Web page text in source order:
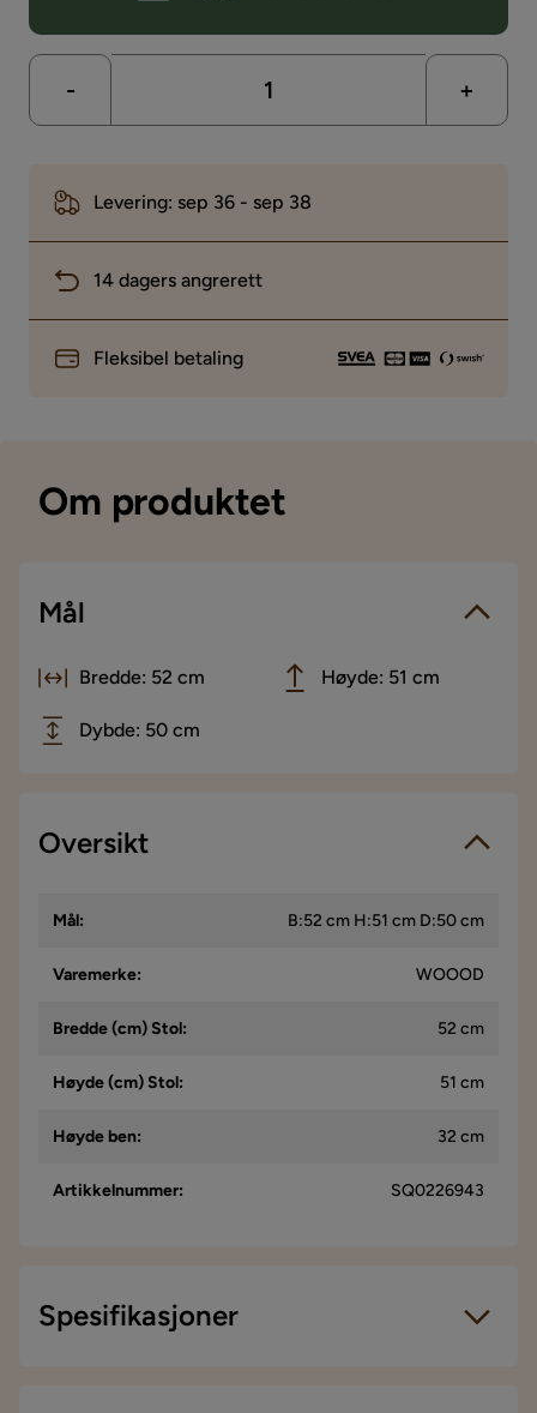
- +
Levering: sep 36 - sep 38
14 dagers angrerett
Fleksibel betaling
Om produktet
Mål
Bredde: 52 cm Høyde: 51 cm
Dybde: 50 cm
Oversikt
Mål: B:52 cm H:51 cm D:50 cm
Varemerke: WOOOD
Bredde (cm) Stol: 52 cm
Høyde (cm) Stol: 51 cm
Høyde ben: 32 cm
Artikkelnummer: SQ0226943
Spesifikasjoner